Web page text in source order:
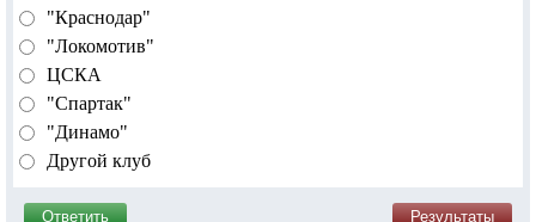
"Краснодар"
"Локомотив"
ЦСКА
"Спартак"
"Динамо"
Другой клуб